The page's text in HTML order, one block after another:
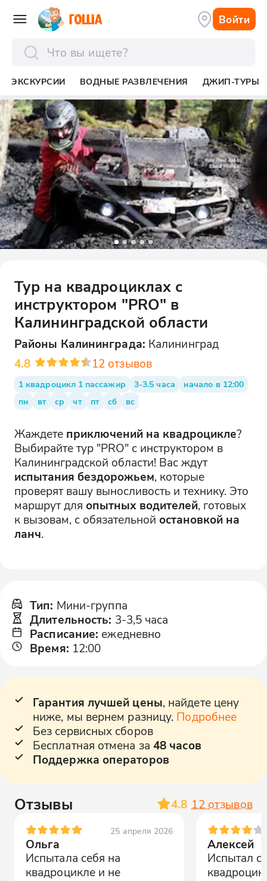
Войти
ЭКСКУРСИИ ВОДНЫЕ РАЗВЛЕЧЕНИЯ ДЖИП-ТУРЫ
Тур на квадроциклах с
инструктором "PRO" в
Калининградской области
Районы Калининграда: Калининград
4.8
12 отзывов
1 квадроцикл 1 пассажир 3-3.5 часа
начало в 12:00
пн
вт ср чт пт сб вс
Жаждете приключений на квадроцикле?
Выбирайте тур "PRO" с инструктором в
Калининградской области! Вас ждут
испытания бездорожьем, которые
проверят вашу выносливость и технику. Это
маршрут для опытных водителей, готовых
к вызовам, с обязательной остановкой на
ланч.
Тип: Мини-группа
Длительность: 3-3,5 часа
Расписание: ежедневно
Время: 12:00
Гарантия лучшей цены, найдете цену
ниже, мы вернем разницу. Подробнее
Без сервисных сборов
Бесплатная отмена за 48 часов
Поддержка операторов
Отзывы 4.8 12 отзывов
25 апреля 2026
Ольга
Испытала себя на
квадроцикле и не
Алексей
Испытал